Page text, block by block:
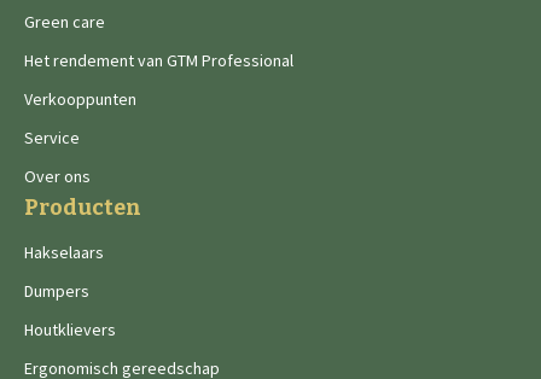
Green care
Het rendement van GTM Professional
Verkooppunten
Service
Over ons
Producten
Hakselaars
Dumpers
Houtklievers
Ergonomisch gereedschap